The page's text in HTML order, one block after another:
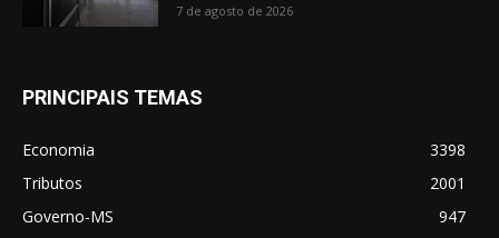
7 de agosto de 2026
PRINCIPAIS TEMAS
Economia
3398
Tributos
2001
Governo-MS
947